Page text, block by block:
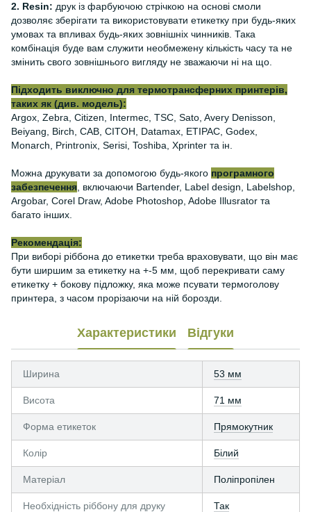
2. Resin: друк із фарбуючою стрічкою на основі смоли
дозволяє зберігати та використовувати етикетку при будь-яких
умовах та впливах будь-яких зовнішніх чинників. Така
комбінація буде вам служити необмежену кількість часу та не
змінить свого зовнішнього вигляду не зважаючи ні на що.
Підходить виключно для термотрансферних принтерів,
таких як (див. модель):
Argox, Zebra, Citizen, Intermec, TSC, Sato, Avery Denisson,
Beiyang, Birch, CAB, CITOH, Datamax, ETIPAC, Godex,
Monarch, Printronix, Serisi, Toshiba, Xprinter та ін.
Можна друкувати за допомогою будь-якого програмного
забезпечення , включаючи Bartender, Label design, Labelshop,
Argobar, Corel Draw, Adobe Photoshop, Adobe Illusrator та
багато інших.
Рекомендація:
При виборі ріббона до етикетки треба враховувати, що він має
бути ширшим за етикетку на +-5 мм, щоб перекривати саму
етикетку + бокову підложку, яка може псувати термоголову
принтера, з часом прорізаючи на ній борозди.
Характеристики Відгуки
Ширина 53 мм
Висота 71 мм
Форма етикеток Прямокутник
Колір Білий
Матеріал Поліпропілен
Необхідність ріббону для друку Так